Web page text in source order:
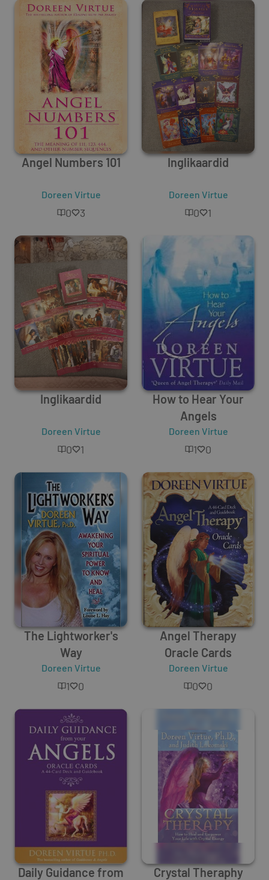
Angel Numbers 101
Doreen Virtue
0 3
Inglikaardid
Doreen Virtue
0 1
Inglikaardid
Doreen Virtue
0 1
How to Hear Your
Angels
Doreen Virtue
1 0
The Lightworker's
Way
Doreen Virtue
1 0
Angel Therapy
Oracle Cards
Doreen Virtue
0 0
Daily Guidance from
Crystal Theraphy